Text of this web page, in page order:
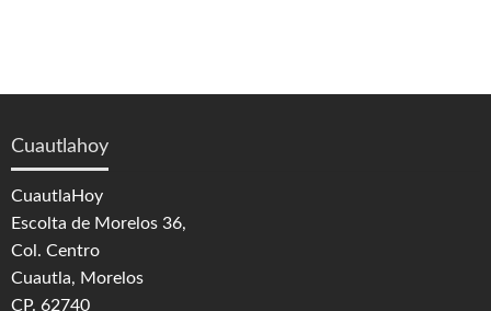
Cuautlahoy
CuautlaHoy
Escolta de Morelos 36,
Col. Centro
Cuautla, Morelos
CP. 62740